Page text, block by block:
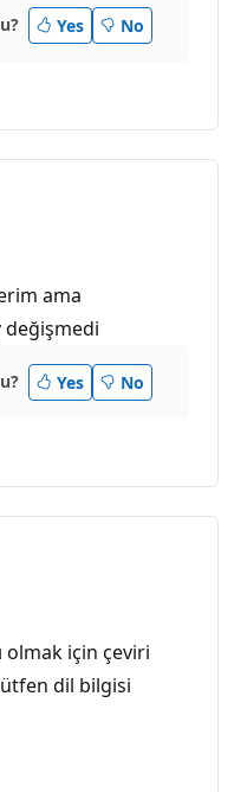
Yes No
ama
değişmedi
Yes No
olmak için çeviri
dil bilgisi